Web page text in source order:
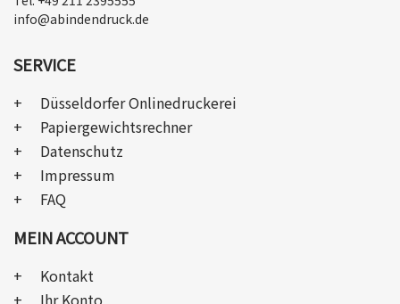
info@abindendruck.de
SERVICE
Düsseldorfer Onlinedruckerei
Papiergewichtsrechner
Datenschutz
Impressum
FAQ
MEIN ACCOUNT
Kontakt
Ihr Konto